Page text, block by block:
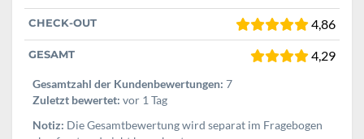
CHECK-OUT 4,86
GESAMT 4,29
Gesamtzahl der Kundenbewertungen: 7
Zuletzt bewertet: vor 1 Tag
Notiz: Die Gesamtbewertung wird separat im Fragebogen